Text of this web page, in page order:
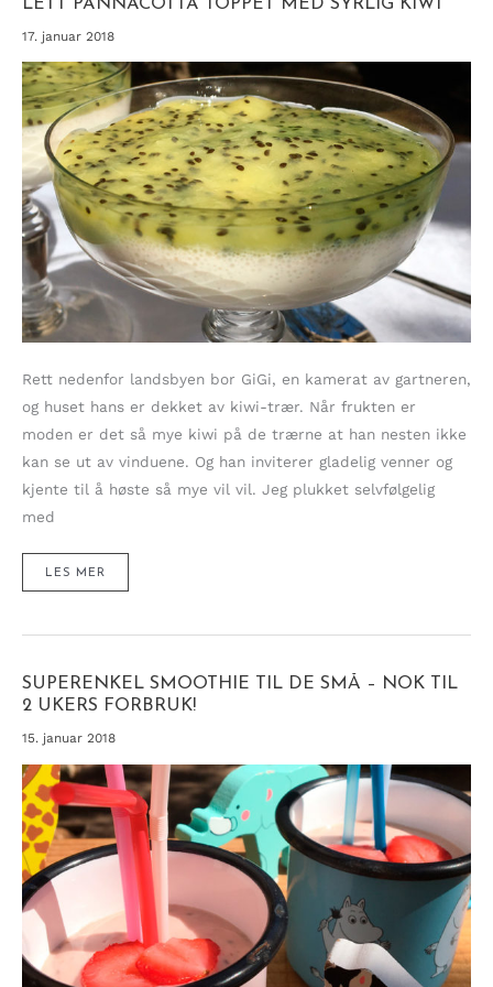
LETT PANNACOTTA TOPPET MED SYRLIG KIWI
17. januar 2018
Rett nedenfor landsbyen bor GiGi, en kamerat av gartneren,
og huset hans er dekket av kiwi-trær. Når frukten er
moden er det så mye kiwi på de trærne at han nesten ikke
kan se ut av vinduene. Og han inviterer gladelig venner og
kjente til å høste så mye vil vil. Jeg plukket selvfølgelig
med
LETT
TOPPET
LES MER
SUPERENKEL SMOOTHIE TIL DE SMÅ – NOK TIL
2 UKERS FORBRUK!
15. januar 2018